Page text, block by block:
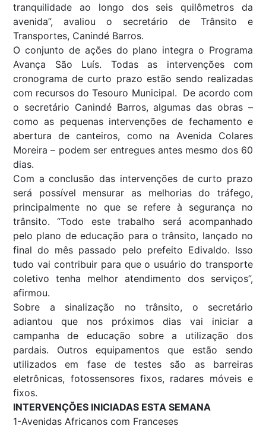
tranquilidade ao longo dos seis quilômetros da
avenida”, avaliou o secretário de Trânsito e
Transportes, Canindé Barros.
O conjunto de ações do plano integra o Programa
Avança São Luís. Todas as intervenções com
cronograma de curto prazo estão sendo realizadas
com recursos do Tesouro Municipal. De acordo com
o secretário Canindé Barros, algumas das obras –
como as pequenas intervenções de fechamento e
abertura de canteiros, como na Avenida Colares
Moreira – podem ser entregues antes mesmo dos 60
dias.
Com a conclusão das intervenções de curto prazo
será possível mensurar as melhorias do tráfego,
principalmente no que se refere à segurança no
trânsito. “Todo este trabalho será acompanhado
pelo plano de educação para o trânsito, lançado no
final do mês passado pelo prefeito Edivaldo. Isso
tudo vai contribuir para que o usuário do transporte
coletivo tenha melhor atendimento dos serviços”,
afirmou.
Sobre a sinalização no trânsito, o secretário
adiantou que nos próximos dias vai iniciar a
campanha de educação sobre a utilização dos
pardais. Outros equipamentos que estão sendo
utilizados em fase de testes são as barreiras
eletrônicas, fotossensores fixos, radares móveis e
fixos.
INTERVENÇÕES INICIADAS ESTA SEMANA
1-Avenidas Africanos com Franceses